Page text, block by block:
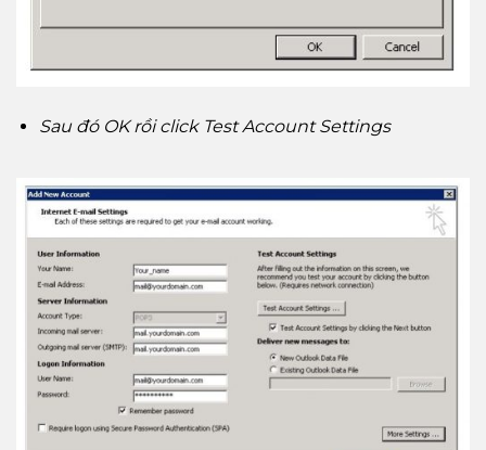
Sau đó OK rồi click Test Account Settings